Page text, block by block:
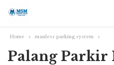
Home manless parking system
Palang Parkir